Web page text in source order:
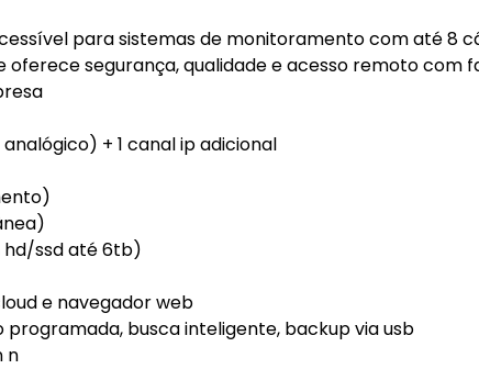
para sistemas de monitoramento com até 8
segurança, qualidade e acesso remoto com
+ 1 canal ip adicional
hd/ssd até 6tb)
e navegador web
busca inteligente, backup via usb
n